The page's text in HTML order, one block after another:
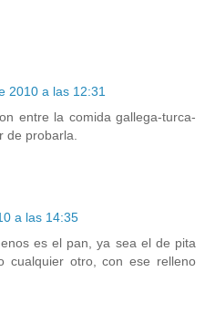
2010 a las 12:31
entre la comida gallega-turca-
de probarla.
a las 14:35
es el pan, ya sea el de pita
cualquier otro, con ese relleno